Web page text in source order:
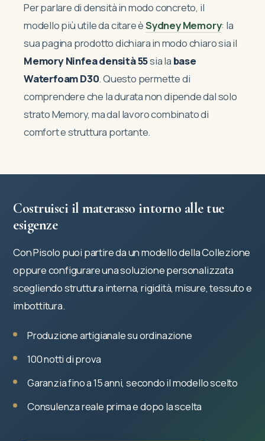
Per parlare di densità in modo concreto, il
modello più utile da citare èSydney Memory: la
sua pagina prodotto dichiara in modo chiaro sia il
Memory Ninfea densità 55sia la base
Waterfoam D30. Questo permette di
comprendere che la durata non dipende dal solo
strato Memory, ma dal lavoro combinato di
comfort e struttura portante.
Costruisci il materasso intorno alle tue
esigenze
Con Pisolo puoi partire da un modello della Collezione
oppure configurare una soluzione personalizzata
scegliendo struttura interna, rigidità, misure, tessuto e
imbottitura.
Produzione artigianale su ordinazione
100 notti di prova
Garanzia fino a 15 anni, secondo il modello scelto
Consulenza reale prima e dopo la scelta